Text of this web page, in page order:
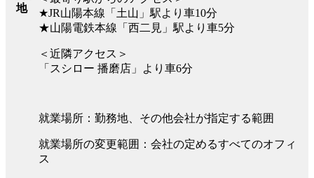
地
★JR山陽本線「土山」駅より車10分
★山陽電鉄本線「西二見」駅より車5分
＜近隣アクセス＞
「スシロー 播磨店」より車6分
就業場所：勤務地、その他会社が指定する範囲
就業場所の変更範囲：会社の定めるすべてのオフィ
ス